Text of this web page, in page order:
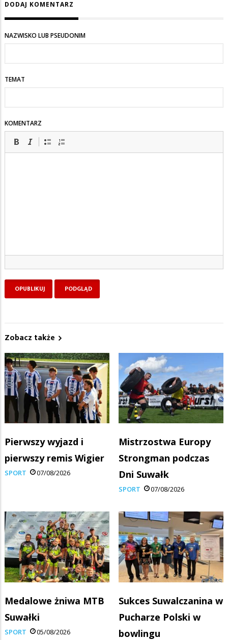
DODAJ KOMENTARZ
NAZWISKO LUB PSEUDONIM
TEMAT
KOMENTARZ
Zobacz także
Pierwszy wyjazd i
pierwszy remis Wigier
SPORT 07/08/2026
Mistrzostwa Europy
Strongman podczas
Dni Suwałk
SPORT 07/08/2026
Medalowe żniwa MTB
Suwałki
SPORT 05/08/2026
Sukces Suwalczanina w
Pucharze Polski w
bowlingu